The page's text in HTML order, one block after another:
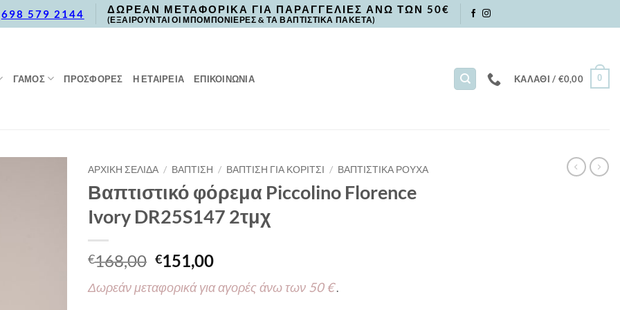
698 579 2144 ΔΩΡΕΑΝ ΜΕΤΑΦΟΡΙΚΑ ΓΙΑ ΠΑΡΑΓΓΕΛΙΕΣ ΑΝΩ ΤΩΝ 50€
(ΕΞΑΙΡΟΥΝΤΑΙ ΟΙ ΜΠΟΜΠΟΝΙΕΡΕΣ & ΤΑ ΒΑΠΤΙΣΤΙΚΑ ΠΑΚΕΤΑ)
ΓΑΜΟΣ ΠΡΟΣΦΟΡΈΣ Η ΕΤΑΙΡΕΙΑ ΕΠΙΚΟΙΝΩΝΙΑ ΚΑΛΆΘΙ / €0,00 0
ΑΡΧΙΚΉ ΣΕΛΊΔΑ / ΒΑΠΤΙΣΗ / ΒΑΠΤΙΣΗ ΓΙΑ ΚΟΡΙΤΣΙ / ΒΑΠΤΙΣΤΙΚΑ ΡΟΥΧΑ
Βαπτιστικό φόρεμα Piccolino Florence
Ivory DR25S147 2τμχ
€168,00 Original
price
was:
€151,00Η
τιμή
Δωρεάν μεταφορικά για αγορές άνω των 50 €